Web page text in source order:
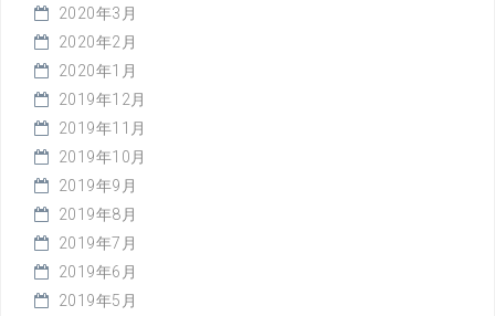
2020年3月
2020年2月
2020年1月
2019年12月
2019年11月
2019年10月
2019年9月
2019年8月
2019年7月
2019年6月
2019年5月